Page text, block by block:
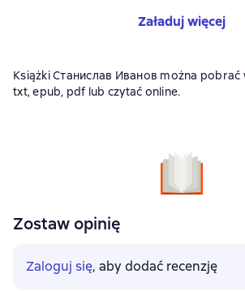
Załaduj więcej
Książki Станислав Иванов można
txt, epub, pdf lub czytać online.
Zostaw opinię
Zaloguj się, aby dodać recenzję